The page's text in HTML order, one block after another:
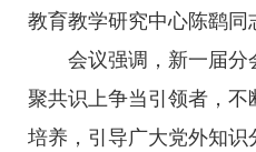
教育教学研究中心陈鹞同
会议强调，新一届
聚共识上争当引领者，
培养，引导广大党外知